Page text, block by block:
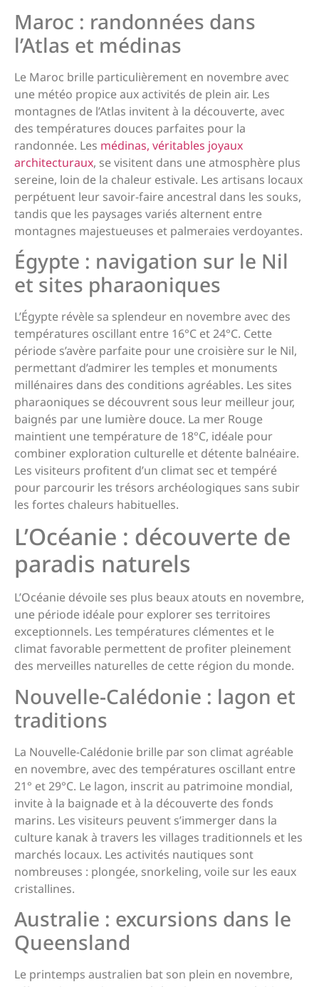
Maroc : randonnées dans
l’Atlas et médinas
Le Maroc brille particulièrement en novembre avec
une météo propice aux activités de plein air. Les
montagnes de l’Atlas invitent à la découverte, avec
des températures douces parfaites pour la
randonnée. Les médinas, véritables joyaux
architecturaux, se visitent dans une atmosphère plus
sereine, loin de la chaleur estivale. Les artisans locaux
perpétuent leur savoir-faire ancestral dans les souks,
tandis que les paysages variés alternent entre
montagnes majestueuses et palmeraies verdoyantes.
Égypte : navigation sur le Nil
et sites pharaoniques
L’Égypte révèle sa splendeur en novembre avec des
températures oscillant entre 16°C et 24°C. Cette
période s’avère parfaite pour une croisière sur le Nil,
permettant d’admirer les temples et monuments
millénaires dans des conditions agréables. Les sites
pharaoniques se découvrent sous leur meilleur jour,
baignés par une lumière douce. La mer Rouge
maintient une température de 18°C, idéale pour
combiner exploration culturelle et détente balnéaire.
Les visiteurs profitent d’un climat sec et tempéré
pour parcourir les trésors archéologiques sans subir
les fortes chaleurs habituelles.
L’Océanie : découverte de
paradis naturels
L’Océanie dévoile ses plus beaux atouts en novembre,
une période idéale pour explorer ses territoires
exceptionnels. Les températures clémentes et le
climat favorable permettent de profiter pleinement
des merveilles naturelles de cette région du monde.
Nouvelle-Calédonie : lagon et
traditions
La Nouvelle-Calédonie brille par son climat agréable
en novembre, avec des températures oscillant entre
21° et 29°C. Le lagon, inscrit au patrimoine mondial,
invite à la baignade et à la découverte des fonds
marins. Les visiteurs peuvent s’immerger dans la
culture kanak à travers les villages traditionnels et les
marchés locaux. Les activités nautiques sont
nombreuses : plongée, snorkeling, voile sur les eaux
cristallines.
Australie : excursions dans le
Queensland
Le printemps australien bat son plein en novembre,